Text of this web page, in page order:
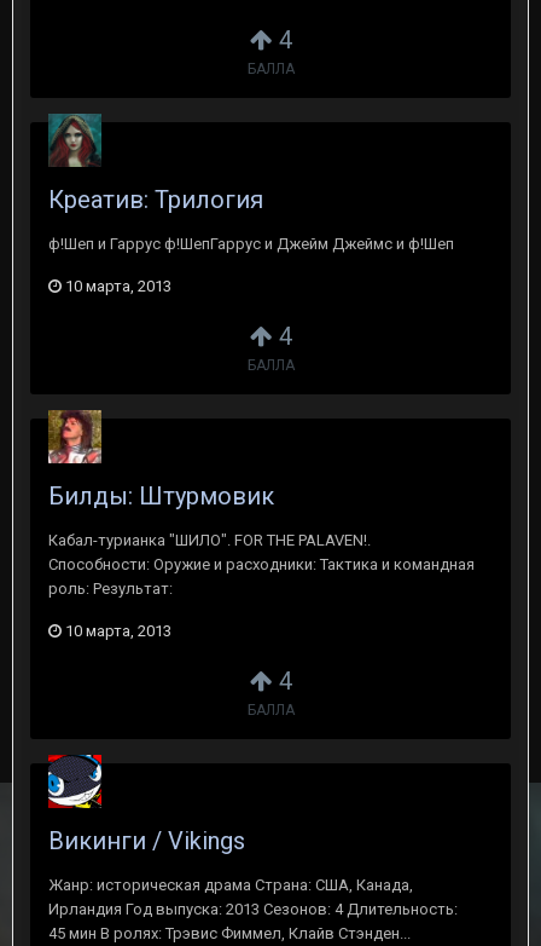
4
БАЛЛА
4
БАЛЛА
Креатив: Трилогия
ф!Шеп и Гаррус ф!ШепГаррус и Джейм Джеймс и ф!Шеп
10 марта, 2013
4
БАЛЛА
Билды: Штурмовик
Кабал-турианка "ШИЛО". FOR THE PALAVEN!.
Способности: Оружие и расходники: Тактика и командная
роль: Результат:
10 марта, 2013
Викинги / Vikings
Жанр: историческая драма Страна: США, Канада,
Ирландия Год выпуска: 2013 Сезонов: 4 Длительность:
45 мин В ролях: Трэвис Фиммел, Клайв Стэнден...